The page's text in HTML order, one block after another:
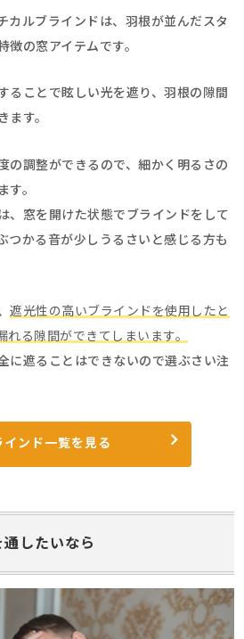
カルブラインドは、羽根が並んだスタ
徴の窓アイテムです。
ることで眩しい光を遮り、羽根の隙間
ます。
の調整ができるので、細かく明るさの
す。
、窓を開けた状態でブラインドをして
つかる音が少しうるさいと感じる方も
遮光性の高いブラインドを使用したと
れる隙間ができてしまいます。
に遮ることはできないので選ぶさい注
インド一覧を見る
したいなら